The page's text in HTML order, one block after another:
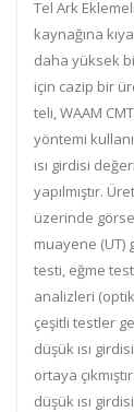
Tel Ark
kaynağına
daha yüksek
için cazip bir
teli, WAAM
yöntemi
ısı girdisi
yapılmıştır.
üzerinde
muayene (UT)
testi, eğme
analizleri
çeşitli testler
düşük ısı
ortaya
düşük ısı